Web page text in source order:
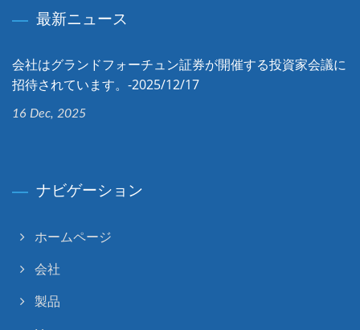
最新ニュース
会社はグランドフォーチュン証券が開催する投資家会議に
招待されています。-2025/12/17
16 Dec, 2025
ナビゲーション
ホームページ
会社
製品